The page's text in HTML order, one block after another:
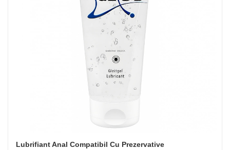
Lubrifiant Anal Compatibil Cu Prezervative